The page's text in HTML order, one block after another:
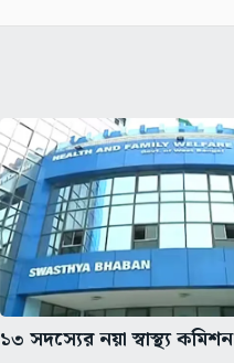
১৩ সদস্যের নয়া স্বাস্থ্য কমিশন